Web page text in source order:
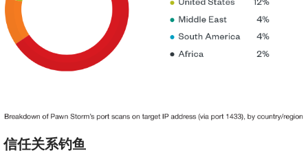
信任关系钓鱼